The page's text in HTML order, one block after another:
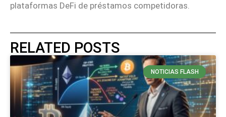
plataformas DeFi de préstamos competidoras.
RELATED POSTS
NOTICIAS FLASH